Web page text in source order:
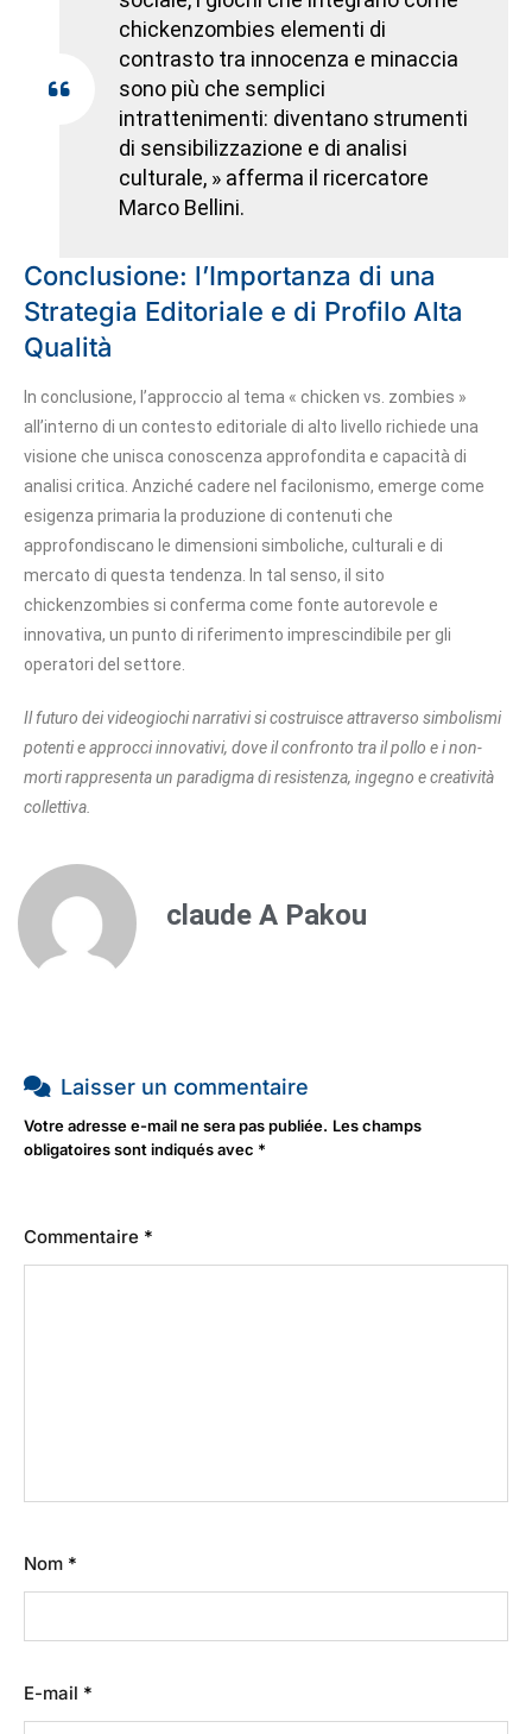
chickenzombies elementi di
contrasto tra innocenza e minaccia
sono più che semplici
intrattenimenti: diventano strumenti
di sensibilizzazione e di analisi
culturale, » afferma il ricercatore
Marco Bellini.
Conclusione: l’Importanza di una
Strategia Editoriale e di Profilo Alta
Qualità
In conclusione, l’approccio al tema « chicken vs. zombies »
all’interno di un contesto editoriale di alto livello richiede una
visione che unisca conoscenza approfondita e capacità di
analisi critica. Anziché cadere nel facilonismo, emerge come
esigenza primaria la produzione di contenuti che
approfondiscano le dimensioni simboliche, culturali e di
mercato di questa tendenza. In tal senso, il sito
chickenzombies si conferma come fonte autorevole e
innovativa, un punto di riferimento imprescindibile per gli
operatori del settore.
Il futuro dei videogiochi narrativi si costruisce attraverso simbolismi
potenti e approcci innovativi, dove il confronto tra il pollo e i non-
morti rappresenta un paradigma di resistenza, ingegno e creatività
collettiva.
claude A Pakou
Laisser un commentaire
Votre adresse e-mail ne sera pas publiée. Les champs
obligatoires sont indiqués avec *
Commentaire *
Nom *
E-mail *